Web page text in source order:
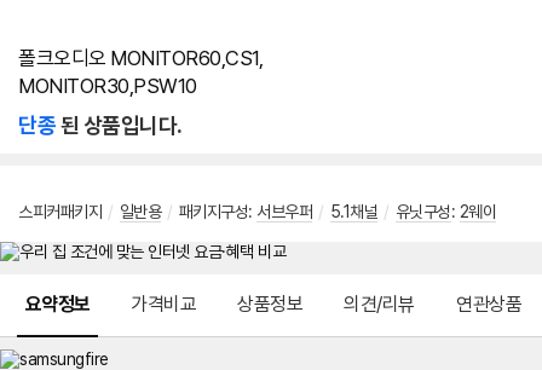
폴크오디오 MONITOR60,CS1,
MONITOR30,PSW10
단종된 상품입니다.
스피커패키지 / 일반용 / 패키지구성: 서브우퍼 / 5.1채널 / 유닛구성: 2웨이
요약정보 가격비교 상품정보 의견/리뷰 연관상품